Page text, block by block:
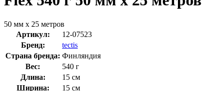
50 мм x 25 метров
Артикул:
12-07523
Бренд:
tectis
Страна бренда: Финляндия
Вес:
540 г
Длина:
15 см
Ширина:
15 см